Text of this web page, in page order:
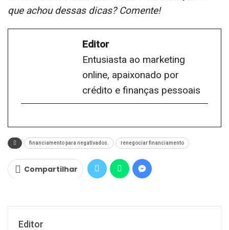
que achou dessas dicas? Comente!
Editor
Entusiasta ao marketing
online, apaixonado por
crédito e finanças pessoais
financiamento para negativados. renegociar financiamento
Compartilhar
Editor